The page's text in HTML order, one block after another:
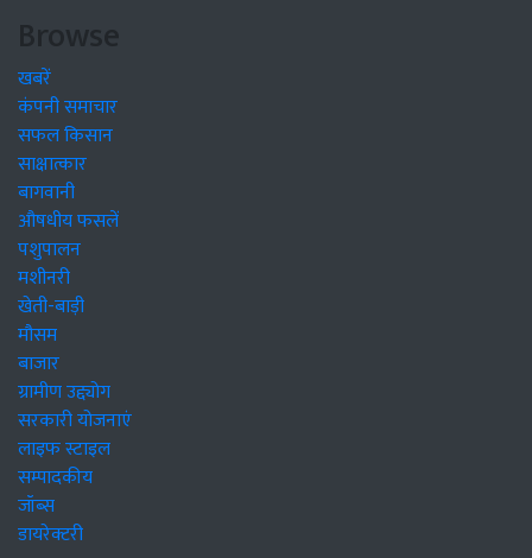
Browse
खबरें
कंपनी समाचार
सफल किसान
साक्षात्कार
बागवानी
औषधीय फसलें
पशुपालन
मशीनरी
खेती-बाड़ी
मौसम
बाजार
ग्रामीण उद्द्योग
सरकारी योजनाएं
लाइफ स्टाइल
सम्पादकीय
जॉब्स
डायरेक्टरी